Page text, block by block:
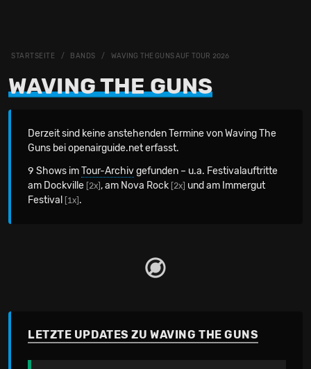
STARTSEITE BANDS WAVING THE GUNS AUF TOUR 2026
WAVING THE GUNS
Derzeit sind keine anstehenden Termine von Waving The
Guns bei openairguide.net erfasst.
9 Shows imTour-Archivgefunden – u.a. Festivalauftritte
am Dockville [2x] , am Nova Rock [2x] und am Immergut
Festival
[1x] .
LETZTE UPDATES ZU WAVING THE GUNS